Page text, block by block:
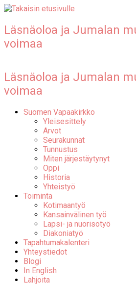
Läsnäoloa ja Jumalan
voimaa
Läsnäoloa ja Jumalan
voimaa
Suomen Vapaakirkko
Yleisesittely
Arvot
Seurakunnat
Tunnustus
Miten järjestäytynyt
Oppi
Historia
Yhteistyö
Toiminta
Kotimaantyö
Kansainvälinen työ
Lapsi- ja nuorisotyö
Diakoniatyö
Tapahtumakalenteri
Yhteystiedot
Blogi
In English
Lahjoita